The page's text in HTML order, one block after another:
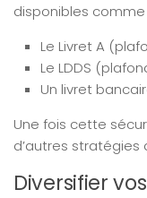
disponibles comme
Le Livret A
Le LDDS
Un livret
Une fois cette
d’autres stratégies
Diversifier